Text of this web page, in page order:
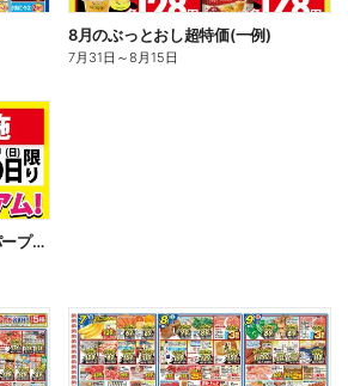
8月のぶっとおし超特価(一例)
7月31日 ～8月15日
8/15・16は、楽得マプリスーパープレミアム!